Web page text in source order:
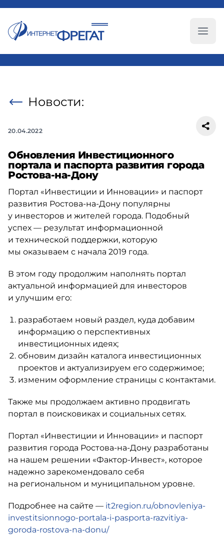
Новости:
20.04.2022
Обновления Инвестиционного
портала и паспорта развития города
Ростова-на-Дону
Портал «Инвестиции и Инновации» и паспорт
развития Ростова-на-Дону популярны
у инвесторов и жителей города. Подобный
успех — результат информационной
и технической поддержки, которую
мы оказываем с начала 2019 года.
В этом году продолжим наполнять портал
актуальной информацией для инвесторов
и улучшим его:
разработаем новый раздел, куда добавим
информацию о перспективных
инвестиционных идеях;
обновим дизайн каталога инвестиционных
проектов и актуализируем его содержимое;
изменим оформление страницы с контактами.
Также мы продолжаем активно продвигать
портал в поисковиках и социальных сетях.
Портал «Инвестиции и Инновации» и паспорт
развития города Ростова-на-Дону разработаны
на нашем решении «Фактор-Инвест», которое
надежно зарекомендовало себя
на региональном и муниципальном уровне.
Подробнее на сайте — it2region.ru/obnovleniya-
investitsionnogo-portala-i-pasporta-razvitiya-
goroda-rostova-na-donu/